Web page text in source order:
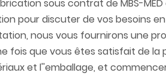
sous contrat de MBS-
pour discuter de vos besoins
nous vous fournirons une
fois que vous êtes satisfait de
et l''emballage, et